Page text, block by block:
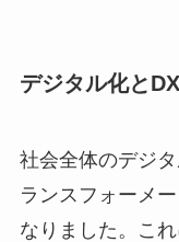
デジタル化と
社会全体のデジ
ランスフォーメ
なりました。こ